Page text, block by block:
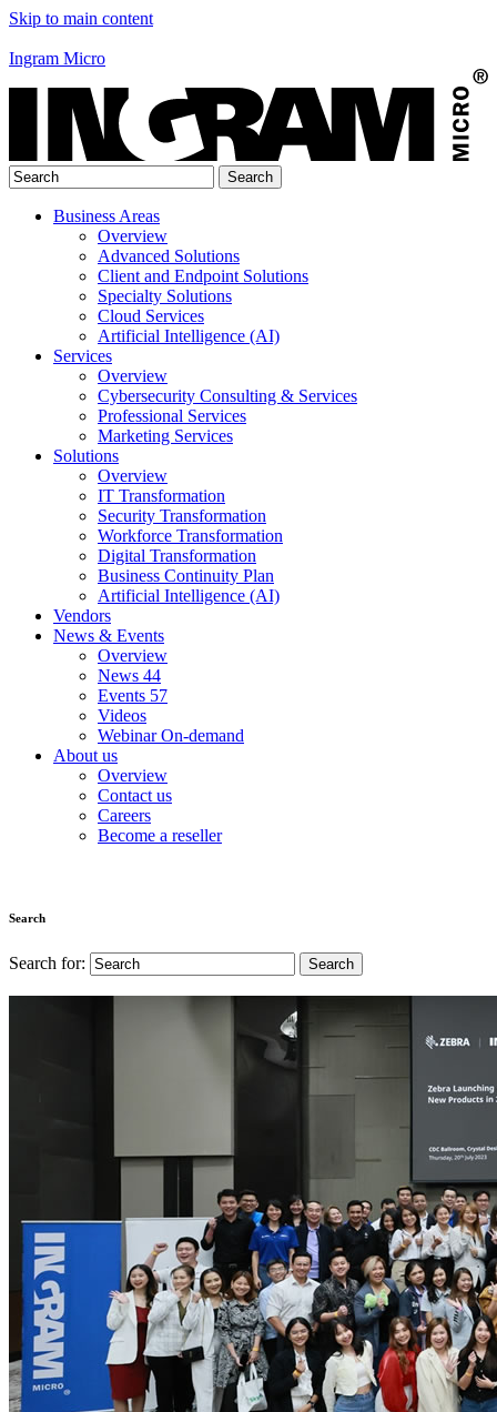
Skip to main content
Ingram Micro
Business Areas
Overview
Advanced Solutions
Client and Endpoint Solutions
Specialty Solutions
Cloud Services
Artificial Intelligence (AI)
Services
Overview
Cybersecurity Consulting & Services
Professional Services
Marketing Services
Solutions
Overview
IT Transformation
Security Transformation
Workforce Transformation
Digital Transformation
Business Continuity Plan
Artificial Intelligence (AI)
Vendors
News & Events
Overview
News 44
Events 57
Videos
Webinar On-demand
About us
Overview
Contact us
Careers
Become a reseller
Search
Search for: